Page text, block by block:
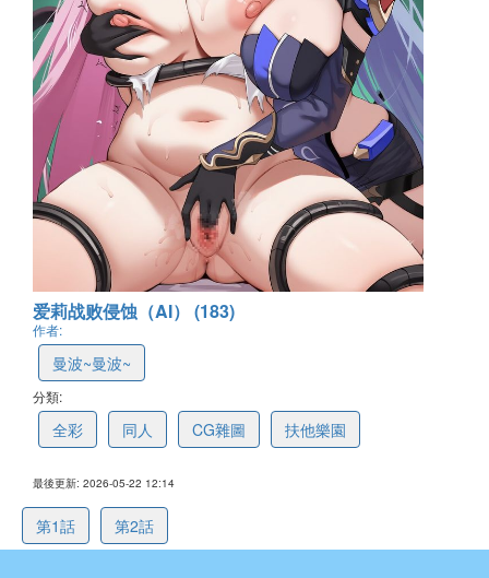
爱莉战败侵蚀（AI） (183)
作者:
曼波~曼波~
分類:
全彩 同人 CG雜圖 扶他樂園
最後更新: 2026-05-22 12:14
第1話 第2話